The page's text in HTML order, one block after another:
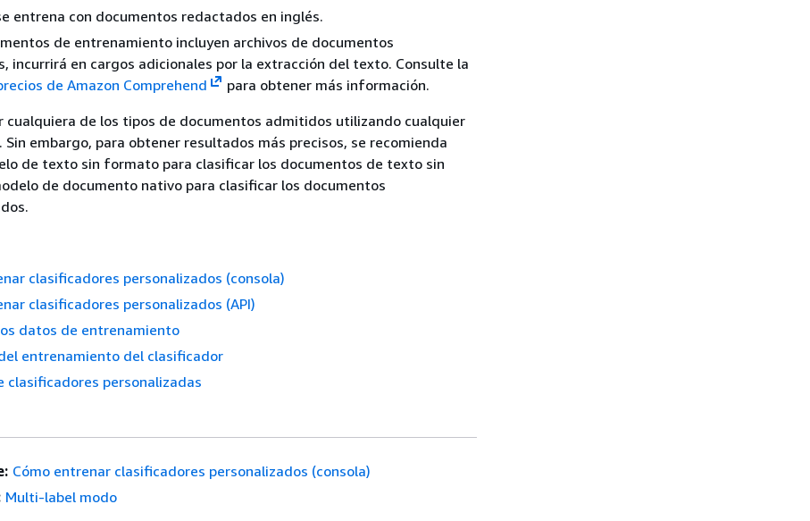
entrena con documentos redactados en inglés.
de entrenamiento incluyen archivos de documentos
incurrirá en cargos adicionales por la extracción del texto. Consulte la
de Amazon Comprehend
para obtener más información.
cualquiera de los tipos de documentos admitidos utilizando cualquier
embargo, para obtener resultados más precisos, se recomienda
de texto sin formato para clasificar los documentos de texto sin
de documento nativo para clasificar los documentos
clasificadores personalizados (consola)
clasificadores personalizados (API)
datos de entrenamiento
entrenamiento del clasificador
clasificadores personalizadas
Cómo entrenar clasificadores personalizados (consola)
Multi-label modo